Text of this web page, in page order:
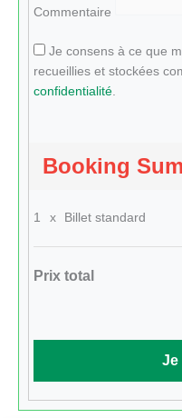
Commentaire
Je consens à ce que
recueillies et stockées
confidentialité.
Booking
1 x Billet standard
Prix total